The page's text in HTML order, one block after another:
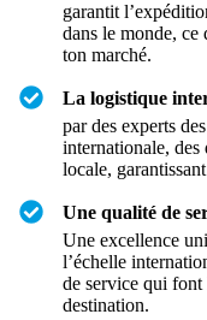
garantit
dans le monde,
ton marché.
La logistique
par des experts
internationale, des
locale,
Une qualité de
Une excellence
l’échelle
de service qui
destination.